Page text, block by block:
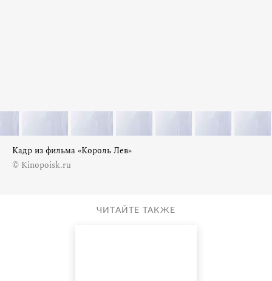
Кадр из фильма «Король Лев»
© Kinopoisk.ru
ЧИТАЙТЕ ТАКЖЕ